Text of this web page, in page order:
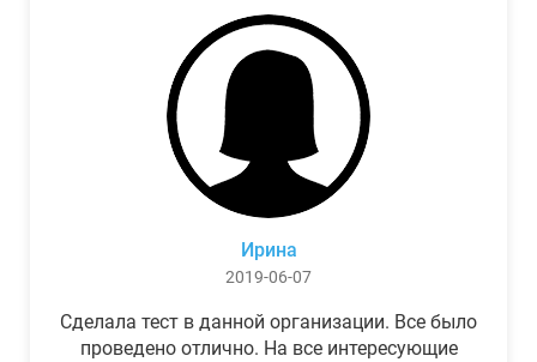
Ирина
2019-06-07
Сделала тест в данной организации. Все было
проведено отлично. На все интересующие